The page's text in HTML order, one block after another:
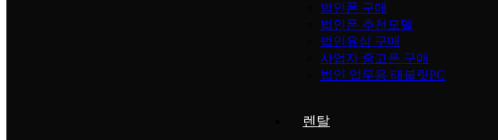
법인폰 구매
법인폰 추천모델
법인유심 구매
사업자 중고폰 구매
법인 업무용 태블릿PC
렌탈